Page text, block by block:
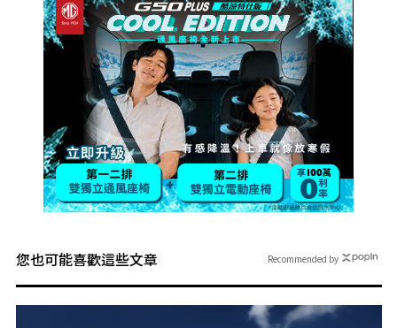
您也可能喜歡這些文章 Recommended by